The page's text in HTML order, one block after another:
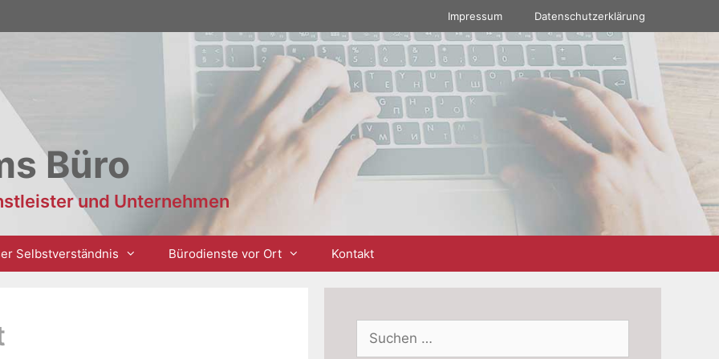
Impressum Datenschutzerklärung
Büro
und Unternehmen
Selbstverständnis Bürodienste vor Ort Kontakt
Suchen
nach: